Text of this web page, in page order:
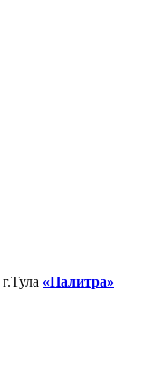
«Палитра»